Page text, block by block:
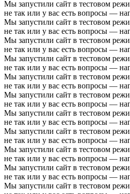
Мы запустили сайт в тестовом
не так или у вас есть вопросы —
Мы запустили сайт в тестовом
не так или у вас есть вопросы —
Мы запустили сайт в тестовом
не так или у вас есть вопросы —
Мы запустили сайт в тестовом
не так или у вас есть вопросы —
Мы запустили сайт в тестовом
не так или у вас есть вопросы —
Мы запустили сайт в тестовом
не так или у вас есть вопросы —
Мы запустили сайт в тестовом
не так или у вас есть вопросы —
Мы запустили сайт в тестовом
не так или у вас есть вопросы —
Мы запустили сайт в тестовом
не так или у вас есть вопросы —
Мы запустили сайт в тестовом
не так или у вас есть вопросы —
Мы запустили сайт в тестовом